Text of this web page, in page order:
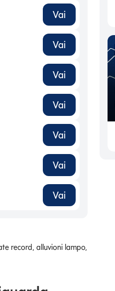
Vai
Vai
Vai
Vai
Vai
Vai
Vai
record, alluvioni lampo,